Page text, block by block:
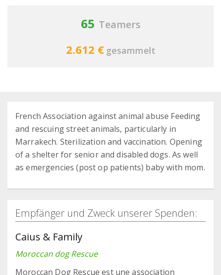
65 Teamers
2.612 € gesammelt
French Association against animal abuse Feeding
and rescuing street animals, particularly in
Marrakech. Sterilization and vaccination. Opening
of a shelter for senior and disabled dogs. As well
as emergencies (post op patients) baby with mom.
Empfänger und Zweck unserer Spenden:
Caius & Family
Moroccan dog Rescue
Moroccan Dog Rescue est une association